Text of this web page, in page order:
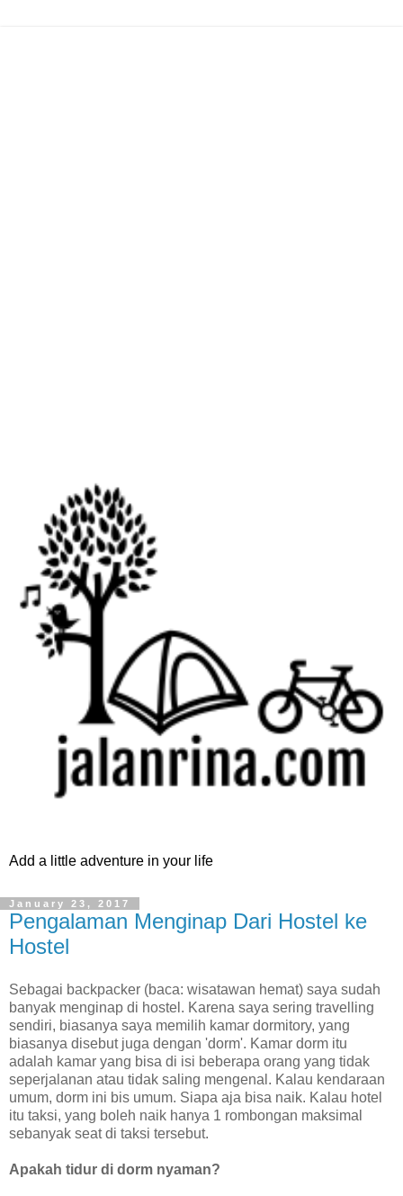
Add a little adventure in your life
January 23, 2017
Pengalaman Menginap Dari Hostel ke
Hostel
Sebagai backpacker (baca: wisatawan hemat) saya sudah
banyak menginap di hostel. Karena saya sering travelling
sendiri, biasanya saya memilih kamar dormitory, yang
biasanya disebut juga dengan 'dorm'. Kamar dorm itu
adalah kamar yang bisa di isi beberapa orang yang tidak
seperjalanan atau tidak saling mengenal. Kalau kendaraan
umum, dorm ini bis umum. Siapa aja bisa naik. Kalau hotel
itu taksi, yang boleh naik hanya 1 rombongan maksimal
sebanyak seat di taksi tersebut.
Apakah tidur di dorm nyaman?